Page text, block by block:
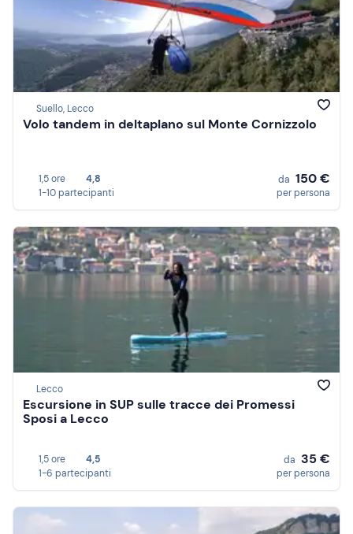
Suello, Lecco
Volo tandem in deltaplano sul Monte Cornizzolo
1,5 ore
4,8
1-10 partecipanti
da 150 €
per persona
Lecco
Escursione in SUP sulle tracce dei Promessi
Sposi a Lecco
1,5 ore
4,5
1-6 partecipanti
da 35 €
per persona